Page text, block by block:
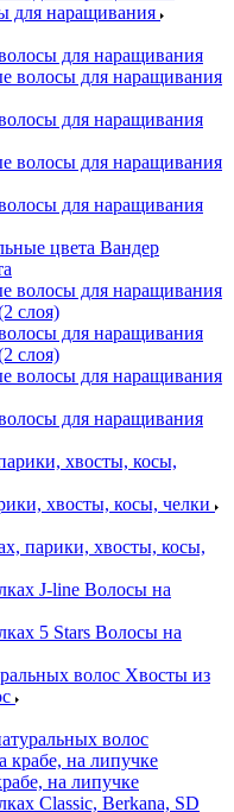
для наращивания
для наращивания
для наращивания
для наращивания
Вандер
для наращивания
слоя)
для наращивания
хвосты, косы, челки
парики, хвосты, косы,
Волосы на
Волосы на
Хвосты из
волос
на липучке